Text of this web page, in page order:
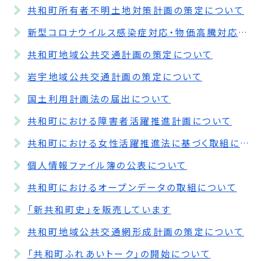
共和町所有者不明土地対策計画の策定について
新型コロナウイルス感染症対応・物価高騰対応重点支援地方創生臨時交付金について
共和町地域公共交通計画の策定について
岩宇地域公共交通計画の策定について
国土利用計画法の届出について
共和町における障害者活躍推進計画について
共和町における女性活躍推進法に基づく取組について
個人情報ファイル簿の公表について
共和町におけるオープンデータの取組について
「新共和町史」を販売しています
共和町地域公共交通網形成計画の策定について
「共和町ふれあいトーク」の開始について